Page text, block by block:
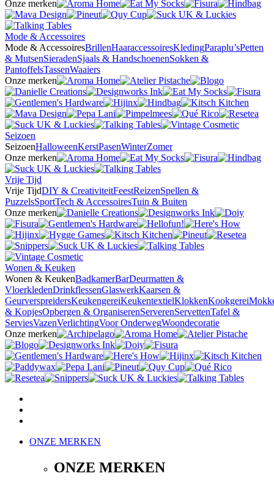
Onze merken
Mode & Accessoires
Mode & AccessoiresBrillenHaaraccessoiresKledingParaplu’sPetten
& MutsenSieradenSjaals & HandschoenenSokken &
PantoffelsTassenWaaiers
Onze merken
Seizoen
SeizoenHalloweenKerstPasenWinterZomer
Onze merken
Vrije Tijd
Vrije TijdDIY & CreativiteitFeestReizenSpellen &
PuzzelsSportTech & AccessoiresTuin & Buiten
Onze merken
Wonen & Keuken
Wonen & KeukenBadkamerBarDeurmatten &
VloerkledenDrinkflessenGlaswerkKaarsen &
GeurverspreidersKeukengereiKeukentextielKlokkenKookgerei
& KopjesOpbergen & OrganiserenServerenServettenTafel &
ServiesVazenVerlichtingVoor OnderwegWoondecoratie
Onze merken
ONZE MERKEN
ONZE MERKEN